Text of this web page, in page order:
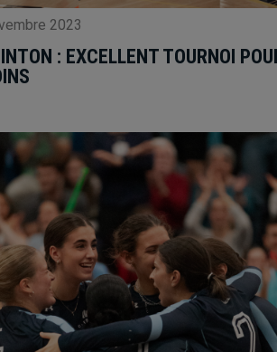
2023
: EXCELLENT TOURNOI